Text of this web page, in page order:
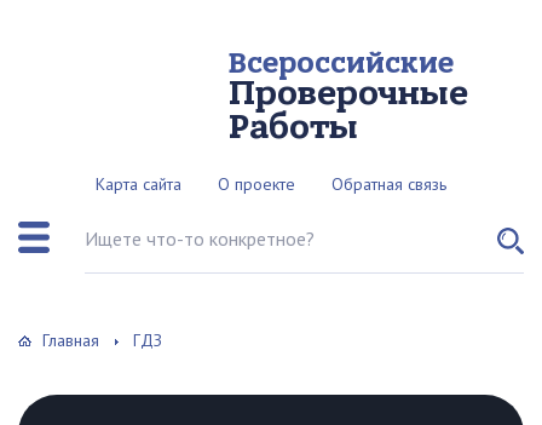
Всероссийские
Проверочные
Работы
Карта сайта О проекте Обратная связь
Поиск по сайту
Главная ГДЗ